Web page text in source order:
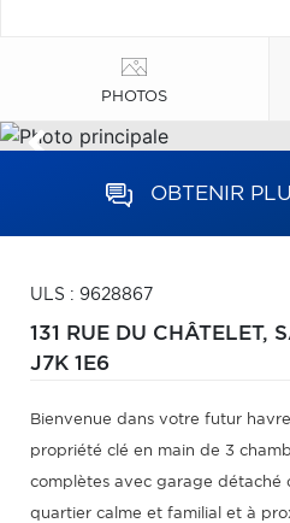
PHOTOS
OBTENIR
ULS : 9628867
131 RUE DU CHÂTELET,
J7K 1E6
Bienvenue dans votre futur
propriété clé en main de 3
complètes avec garage détaché
quartier calme et familial et à